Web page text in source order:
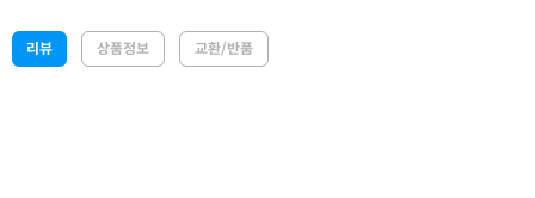
리뷰 상품정보 교환/반품